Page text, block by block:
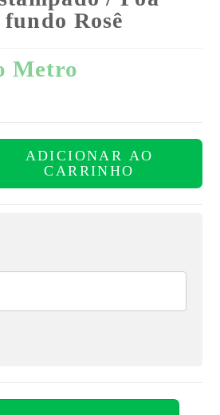
Rosê
Metro
ADICIONAR AO
CARRINHO